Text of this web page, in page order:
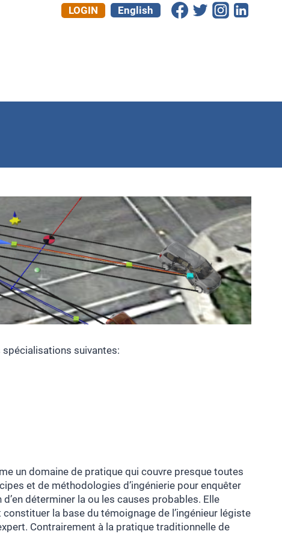
LOGIN English
spécialisations suivantes:
un domaine de pratique qui couvre presque toutes
et de méthodologies d’ingénierie pour enquêter
déterminer la ou les causes probables. Elle
la base du témoignage de l’ingénieur légiste
Contrairement à la pratique traditionnelle de